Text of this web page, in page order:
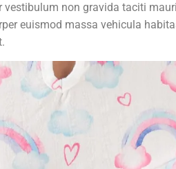
vestibulum non gravida taciti
euismod massa vehicula